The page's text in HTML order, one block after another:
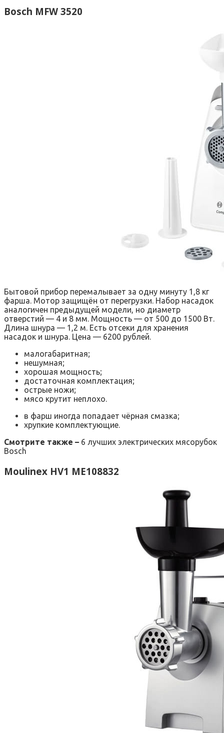
Bosch MFW 3520
Бытовой прибор перемалывает за одну минуту 1,8 кг
фарша. Мотор защищён от перегрузки. Набор насадок
аналогичен предыдущей модели, но диаметр
отверстий — 4 и 8 мм. Мощность — от 500 до 1500 Вт.
Длина шнура — 1,2 м. Есть отсеки для хранения
насадок и шнура. Цена — 6200 рублей.
малогабаритная;
нешумная;
хорошая мощность;
достаточная комплектация;
острые ножи;
мясо крутит неплохо.
в фарш иногда попадает чёрная смазка;
хрупкие комплектующие.
Смотрите также – 6 лучших электрических мясорубок
Bosch
Moulinex HV1 ME108832